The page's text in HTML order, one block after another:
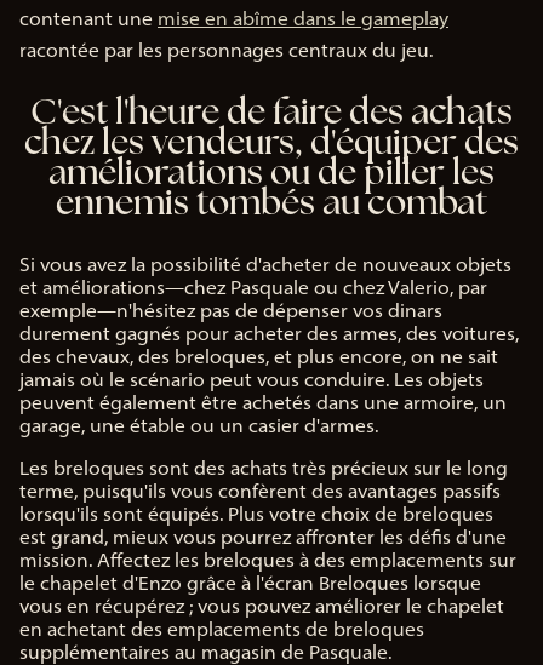
contenant une mise en abîme dans le gameplay
racontée par les personnages centraux du jeu.
C'est l'heure de faire des achats
chez les vendeurs, d'équiper des
améliorations ou de piller les
ennemis tombés au combat
Si vous avez la possibilité d'acheter de nouveaux objets
et améliorations—chez Pasquale ou chez Valerio, par
exemple—n'hésitez pas de dépenser vos dinars
durement gagnés pour acheter des armes, des voitures,
des chevaux, des breloques, et plus encore, on ne sait
jamais où le scénario peut vous conduire. Les objets
peuvent également être achetés dans une armoire, un
garage, une étable ou un casier d'armes.
Les breloques sont des achats très précieux sur le long
terme, puisqu'ils vous confèrent des avantages passifs
lorsqu'ils sont équipés. Plus votre choix de breloques
est grand, mieux vous pourrez affronter les défis d'une
mission. Affectez les breloques à des emplacements sur
le chapelet d'Enzo grâce à l'écran Breloques lorsque
vous en récupérez ; vous pouvez améliorer le chapelet
en achetant des emplacements de breloques
supplémentaires au magasin de Pasquale.